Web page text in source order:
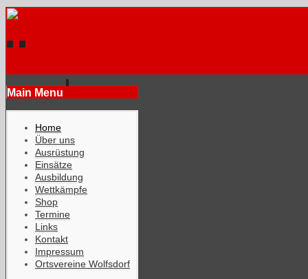
Main Menu
Home
Über uns
Ausrüstung
Einsätze
Ausbildung
Wettkämpfe
Shop
Termine
Links
Kontakt
Impressum
Ortsvereine Wolfsdorf